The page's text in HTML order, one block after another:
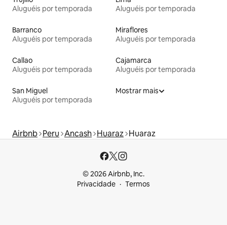
Aluguéis por temporada
Aluguéis por temporada
Barranco
Aluguéis por temporada
Miraflores
Aluguéis por temporada
Callao
Aluguéis por temporada
Cajamarca
Aluguéis por temporada
San Miguel
Aluguéis por temporada
Mostrar mais
Airbnb Peru Ancash Huaraz Huaraz
© 2026 Airbnb, Inc.
Privacidade
Termos